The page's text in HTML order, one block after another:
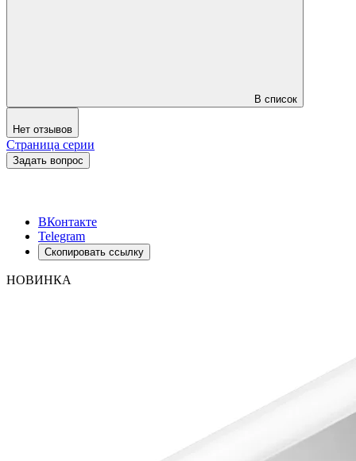
В список
Нет отзывов
Страница серии
Задать вопрос
ВКонтакте
Telegram
Скопировать ссылку
НОВИНКА